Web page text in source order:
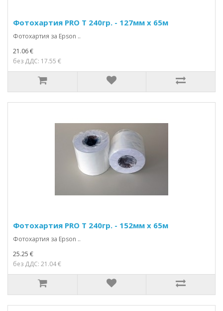
Фотохартия PRO T 240гр. - 127мм х 65м
Фотохартия за Epson ..
21.06 €
без ДДС: 17.55 €
Фотохартия PRO T 240гр. - 152мм х 65м
Фотохартия за Epson ..
25.25 €
без ДДС: 21.04 €